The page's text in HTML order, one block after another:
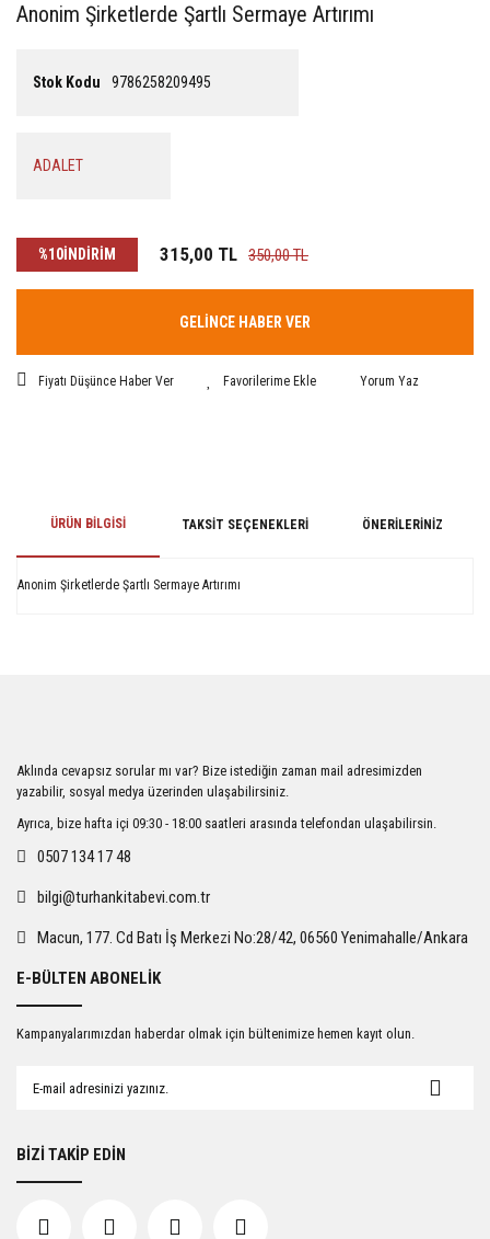
Anonim Şirketlerde Şartlı Sermaye Artırımı
Stok Kodu 9786258209495
ADALET
%10İNDİRİM 315,00 TL 350,00 TL
GELİNCE HABER VER
Fiyatı Düşünce Haber Ver Yorum Yaz
ÜRÜN BILGISI TAKSIT SEÇENEKLERI ÖNERILERINIZ
Anonim Şirketlerde Şartlı Sermaye Artırımı
Ürün açıklamasında eksik bilgiler bulunuyor.
Ürün bilgilerinde hatalar bulunuyor.
Ürün fiyatı diğer sitelerden daha pahalı.
Gönder
Aklında cevapsız sorular mı var? Bize istediğin zaman mail adresimizden
yazabilir, sosyal medya üzerinden ulaşabilirsiniz.
Ayrıca, bize hafta içi 09:30 - 18:00 saatleri arasında telefondan ulaşabilirsin.
0507 134 17 48
bilgi@turhankitabevi.com.tr
Macun, 177. Cd Batı İş Merkezi No:28/42, 06560 Yenimahalle/Ankara
E-BÜLTEN ABONELİK
Kampanyalarımızdan haberdar olmak için bültenimize hemen kayıt olun.
BİZİ TAKİP EDİN